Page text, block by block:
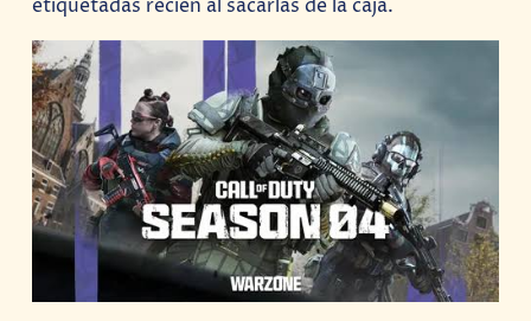
etiquetadas recién al sacarlas de la caja.